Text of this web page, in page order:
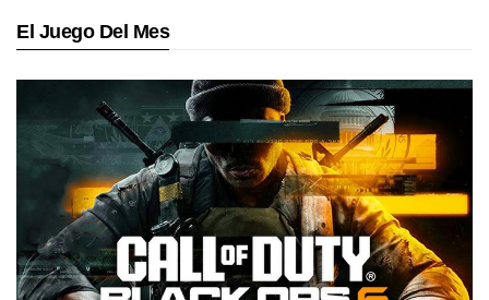
El Juego Del Mes